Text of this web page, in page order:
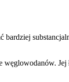
węglowodanów. Jej